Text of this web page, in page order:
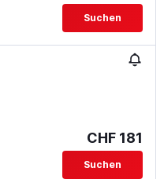
Suchen
CHF 181
Suchen